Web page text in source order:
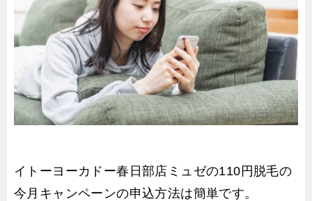
イトーヨーカドー春日部店ミュゼの110円脱毛の
今月キャンペーンの申込方法は簡単です。